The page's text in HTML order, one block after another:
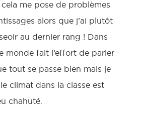
cela me pose de problèmes
alors que j’ai plutôt
au dernier rang ! Dans
monde fait l’effort de parler
tout se passe bien mais je
climat dans la classe est
chahuté.